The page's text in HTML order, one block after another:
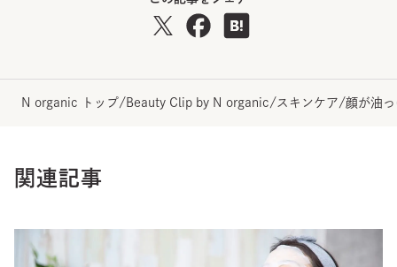
N organic トップ/ Beauty Clip by N organic / スキンケア /顔が油
関連記事